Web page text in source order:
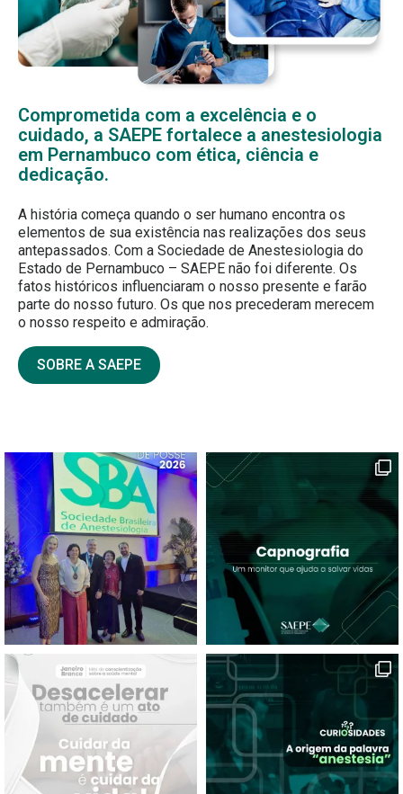
Comprometida com a excelência e o
cuidado, a SAEPE fortalece a anestesiologia
em Pernambuco com ética, ciência e
dedicação.
A história começa quando o ser humano encontra os
elementos de sua existência nas realizações dos seus
antepassados. Com a Sociedade de Anestesiologia do
Estado de Pernambuco – SAEPE não foi diferente. Os
fatos históricos influenciaram o nosso presente e farão
parte do nosso futuro. Os que nos precederam merecem
o nosso respeito e admiração.
SOBRE A SAEPE